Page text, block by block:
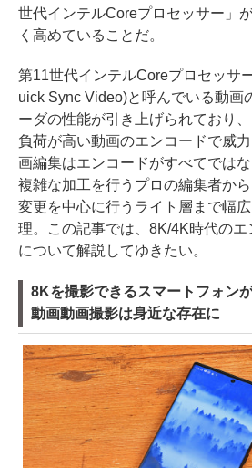
世代インテルCoreプロセッサー」
く高めていることだ。
第11世代インテルCoreプロセッサ
uick Sync Video)と呼んでいる動画
ーダの性能が引き上げられており
負荷が高い動画のエンコードで威
画編集はエンコードがすべてでは
複雑な加工を行うプロの編集者か
変更を中心に行うライト層まで幅
理。この記事では、8K/4K時代の
について解説してゆきたい。
8Kを撮影できるスマートフォン
動画動画撮影は身近な存在に